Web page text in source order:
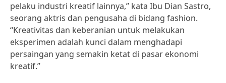
pelaku industri kreatif lainnya,” kata Ibu Dian Sastro,
seorang aktris dan pengusaha di bidang fashion.
“Kreativitas dan keberanian untuk melakukan
eksperimen adalah kunci dalam menghadapi
persaingan yang semakin ketat di pasar ekonomi
kreatif.”